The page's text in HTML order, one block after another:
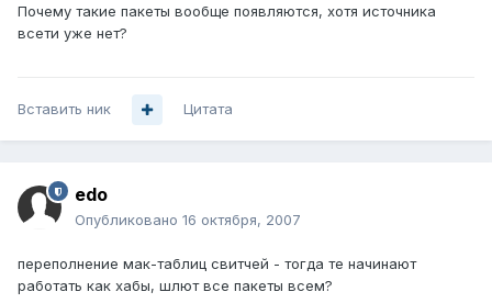
Почему такие пакеты вообще появляются, хотя источника
всети уже нет?
Вставить ник Цитата
edo
Опубликовано 16 октября, 2007
переполнение мак-таблиц свитчей - тогда те начинают
работать как хабы, шлют все пакеты всем?